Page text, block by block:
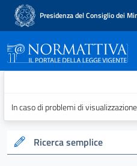
Presidenza del Consiglio dei
Normattiva
In caso di problemi di
Ricerca semplice